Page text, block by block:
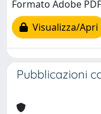
Formato Adobe PDF
Visualizza/Apri
Pubblicazioni